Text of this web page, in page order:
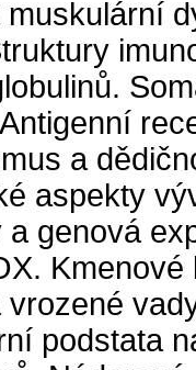
a
aspekty
genová
podstata